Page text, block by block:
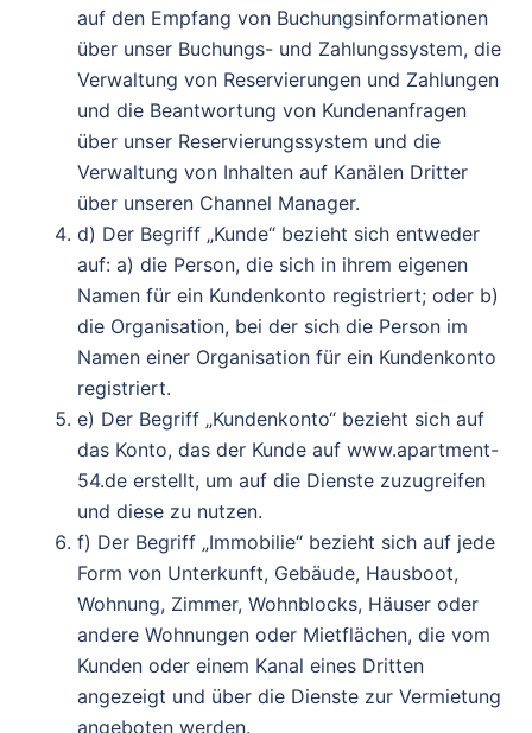
auf den Empfang von Buchungsinformationen
über unser Buchungs- und Zahlungssystem, die
Verwaltung von Reservierungen und Zahlungen
und die Beantwortung von Kundenanfragen
über unser Reservierungssystem und die
Verwaltung von Inhalten auf Kanälen Dritter
über unseren Channel Manager.
d) Der Begriff „Kunde“ bezieht sich entweder
auf: a) die Person, die sich in ihrem eigenen
Namen für ein Kundenkonto registriert; oder b)
die Organisation, bei der sich die Person im
Namen einer Organisation für ein Kundenkonto
registriert.
e) Der Begriff „Kundenkonto“ bezieht sich auf
das Konto, das der Kunde auf www.apartment-
54.de erstellt, um auf die Dienste zuzugreifen
und diese zu nutzen.
f) Der Begriff „Immobilie“ bezieht sich auf jede
Form von Unterkunft, Gebäude, Hausboot,
Wohnung, Zimmer, Wohnblocks, Häuser oder
andere Wohnungen oder Mietflächen, die vom
Kunden oder einem Kanal eines Dritten
angezeigt und über die Dienste zur Vermietung
angeboten werden.